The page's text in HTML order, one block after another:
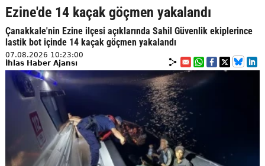
Ezine'de 14 kaçak göçmen yakalandı
Çanakkale'nin Ezine ilçesi açıklarında Sahil Güvenlik ekiplerince
lastik bot içinde 14 kaçak göçmen yakalandı
07.08.2026 10:23:00
İhlas Haber Ajansı